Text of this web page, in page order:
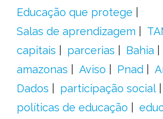
Educação que protege
Salas de aprendizagem
capitais
parcerias Bahia
amazonas
Aviso Pnad
Dados
participação social
políticas de educação